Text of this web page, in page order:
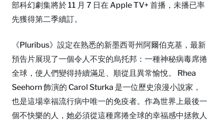
部科幻劇集將於 11 月 7 日在 Apple TV+ 首播，未播已率
先獲得第二季續訂。
《Pluribus》設定在熟悉的新墨西哥州阿爾伯克基，最新
預告片展現了一個令人不安的烏托邦：一種神秘病毒席捲
全球，使人們變得持續滿足、順從且異常愉悅。 Rhea
Seehorn 飾演的 Carol Sturka 是一位歷史浪漫小說家，
也是這場幸福流行病中唯一的免疫者。作為世界上最後一
個不快樂的人，她必須從這種席捲全球的幸福感中拯救人